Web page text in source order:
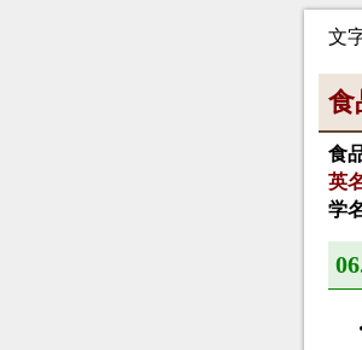
文
食
食
英
学